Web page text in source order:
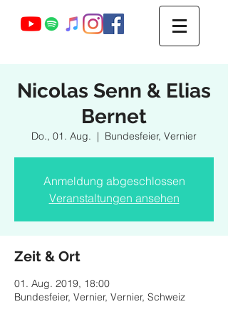
Webmaster Login
Nicolas Senn & Elias
Bernet
Do., 01. Aug.
  |
Bundesfeier, Vernier
Anmeldung abgeschlossen
Veranstaltungen ansehen
Zeit & Ort
01. Aug. 2019, 18:00
Bundesfeier, Vernier, Vernier, Schweiz